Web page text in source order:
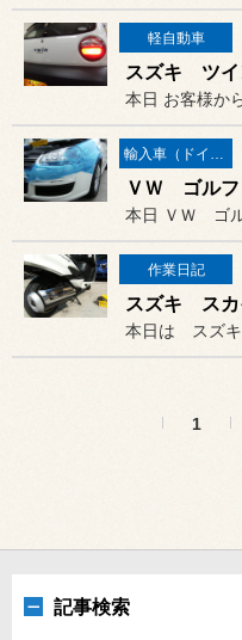
軽自動車
スズキ ツ
本日 お客様か
輸入車（ドイツ車）の作業
本日 ＶＷ ゴ
作業日記
スズキ ス
1
記事検索